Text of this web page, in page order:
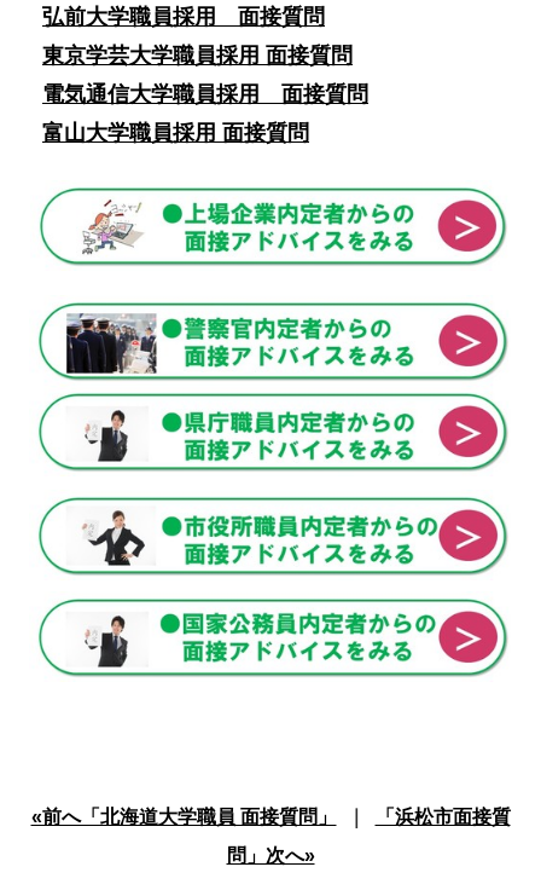
弘前大学職員採用 面接質問
東京学芸大学職員採用 面接質問
電気通信大学職員採用 面接質問
富山大学職員採用 面接質問
«前へ「北海道大学職員 面接質問」
「浜松市面接質
問」次へ»